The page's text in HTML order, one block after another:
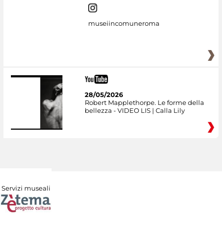
museiincomuneroma
28/05/2026
Robert Mapplethorpe. Le forme della
bellezza - VIDEO LIS | Calla Lily
Servizi museali